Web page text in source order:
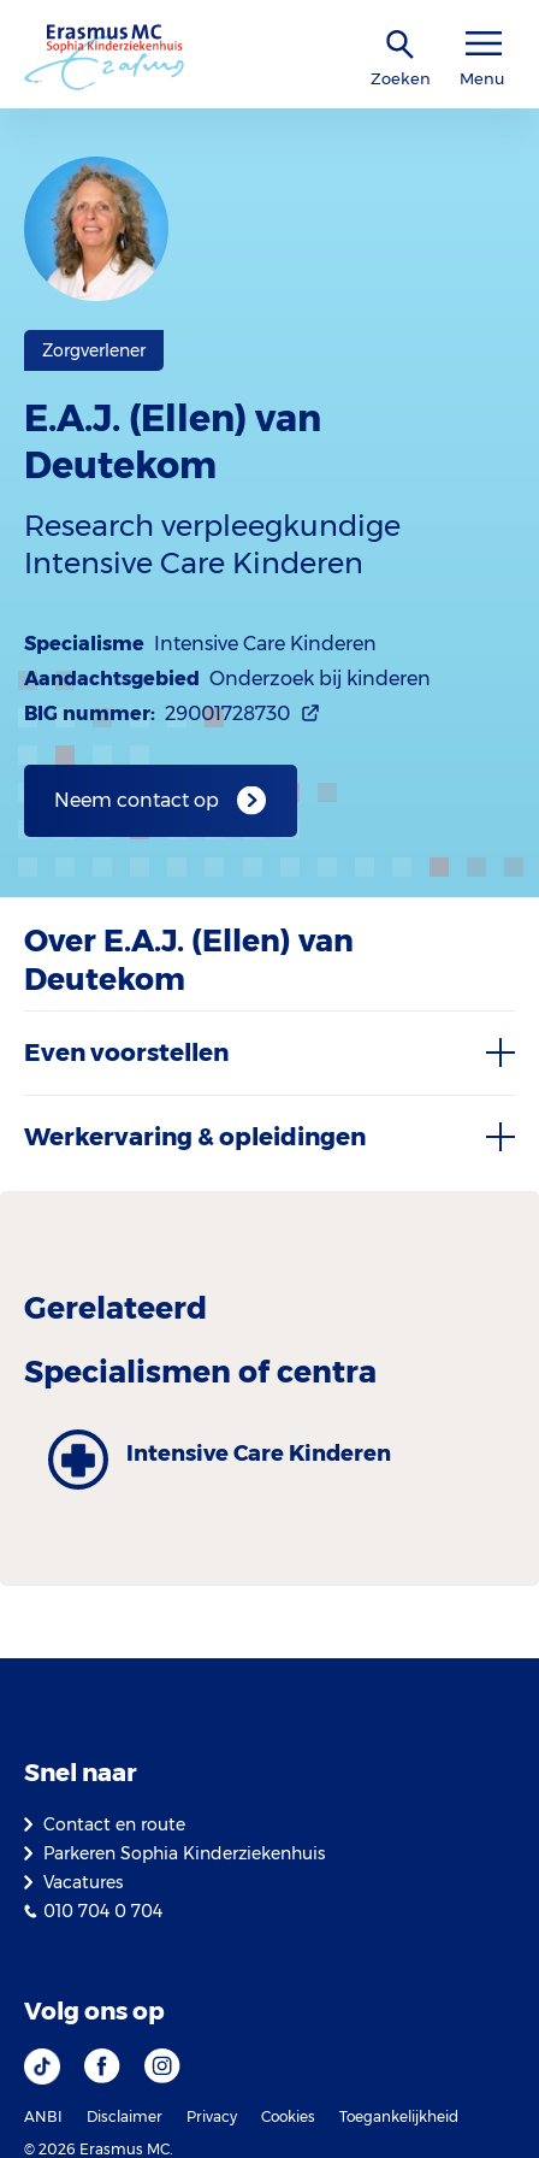
Zoeken Menu
Zorgverlener
E.A.J. (Ellen) van
Deutekom
Research verpleegkundige
Intensive Care Kinderen
Specialisme Intensive Care Kinderen
Aandachtsgebied Onderzoek bij kinderen
BIG nummer: 29001728730
Neem contact op
Over E.A.J. (Ellen) van
Deutekom
Even voorstellen
Werkervaring & opleidingen
Gerelateerd
Specialismen of centra
Intensive Care Kinderen
Snel naar
Contact en route
Parkeren Sophia Kinderziekenhuis
Vacatures
010 704 0 704
Volg ons op
ANBI Disclaimer Privacy Cookies
Toegankelijkheid
© 2026 Erasmus MC.